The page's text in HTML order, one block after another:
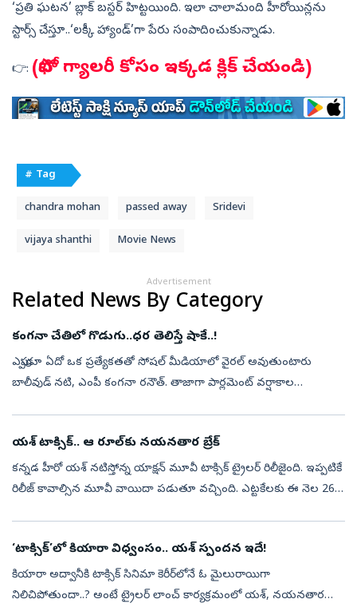
‘ప్రతి ఘటన’ బ్లాక్‌ బస్టర్‌ హిట్టయింది. ఇలా చాలామంది హీరోయిన్లను
స్టార్స్‌ చేస్తూ..‘లక్కీ హ్యాండ్‌’గా పేరు సంపాదించుకున్నాడు.
👉: (ఫొటో గ్యాలరీ కోసం ఇక్కడ క్లిక్ చేయండి)
# Tag
chandra mohan passed away Sridevi
vijaya shanthi Movie News
Advertisement
Related News By Category
కంగనా చేతిలో గొడుగు..ధర తెలిస్తే షాకే..!
ఎప్పుడూ ఏదో ఒక ప్రత్యేకతతో సోషల్‌ మీడియాలో వైరల్‌ అవుతుంటారు
బాలీవుడ్‌ నటి, ఎంపీ కంగనా రనౌత్‌. తాజాగా పార్లమెంట్‌ వర్షాకాల
యశ్ టాక్సిక్.. ఆ రూల్‌కు నయనతార బ్రేక్
కన్నడ హీరో యశ్ నటిస్తోన్న యాక్షన్‌ మూవీ టాక్సిక్ ట్రైలర్ రిలీజైంది. ఇప్పటికే
రిలీజ్ కావాల్సిన మూవీ వాయిదా పడుతూ వచ్చింది. ఎట్టకేలకు ఈ నెల 26న
‘టాక్సిక్‌’లో కియారా విధ్వంసం.. యశ్‌ స్పందన ఇదే!
కియారా అద్వానీకి టాక్సిక్‌ సినిమా కెరీర్‌లోనే ఓ మైలురాయిగా
నిలిచిపోతుందా..? అంటే ట్రైలర్‌ లాంచ్‌ కార్యక్రమంలో యశ్‌, నయనతార